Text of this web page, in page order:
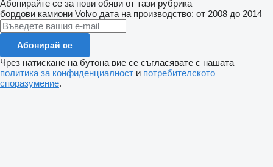
Абонирайте се за нови обяви от тази рубрика
бордови камиони Volvo дата на производство: от 2008 до 2014
Абонирай се
Чрез натискане на бутона вие се съгласявате с нашата
политика за конфиденциалност и потребителското
споразумение.